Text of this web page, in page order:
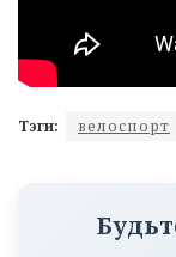
Тэги: велоспорт